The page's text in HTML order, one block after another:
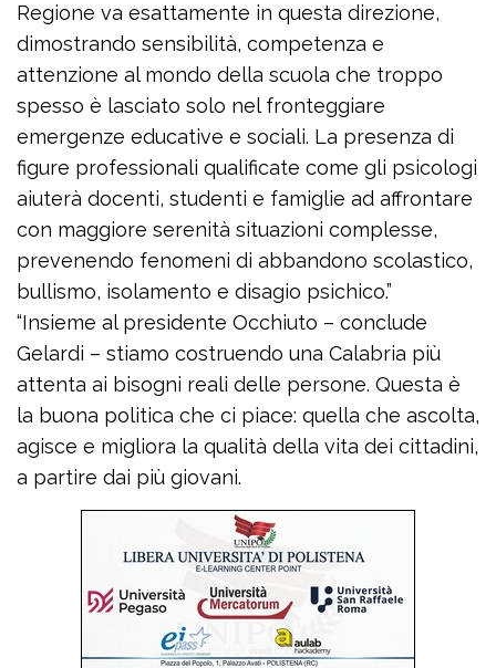
Regione va esattamente in questa direzione,
dimostrando sensibilità, competenza e
attenzione al mondo della scuola che troppo
spesso è lasciato solo nel fronteggiare
emergenze educative e sociali. La presenza di
figure professionali qualificate come gli psicologi
aiuterà docenti, studenti e famiglie ad affrontare
con maggiore serenità situazioni complesse,
prevenendo fenomeni di abbandono scolastico,
bullismo, isolamento e disagio psichico.”
“Insieme al presidente Occhiuto – conclude
Gelardi – stiamo costruendo una Calabria più
attenta ai bisogni reali delle persone. Questa è
la buona politica che ci piace: quella che ascolta,
agisce e migliora la qualità della vita dei cittadini,
a partire dai più giovani.